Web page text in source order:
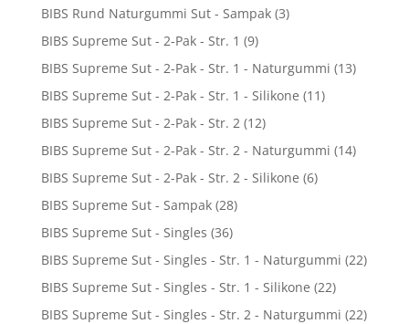
BIBS Rund Naturgummi Sut - Sampak (3)
BIBS Supreme Sut - 2-Pak - Str. 1 (9)
BIBS Supreme Sut - 2-Pak - Str. 1 - Naturgummi (13)
BIBS Supreme Sut - 2-Pak - Str. 1 - Silikone (11)
BIBS Supreme Sut - 2-Pak - Str. 2 (12)
BIBS Supreme Sut - 2-Pak - Str. 2 - Naturgummi (14)
BIBS Supreme Sut - 2-Pak - Str. 2 - Silikone (6)
BIBS Supreme Sut - Sampak (28)
BIBS Supreme Sut - Singles (36)
BIBS Supreme Sut - Singles - Str. 1 - Naturgummi (22)
BIBS Supreme Sut - Singles - Str. 1 - Silikone (22)
BIBS Supreme Sut - Singles - Str. 2 - Naturgummi (22)